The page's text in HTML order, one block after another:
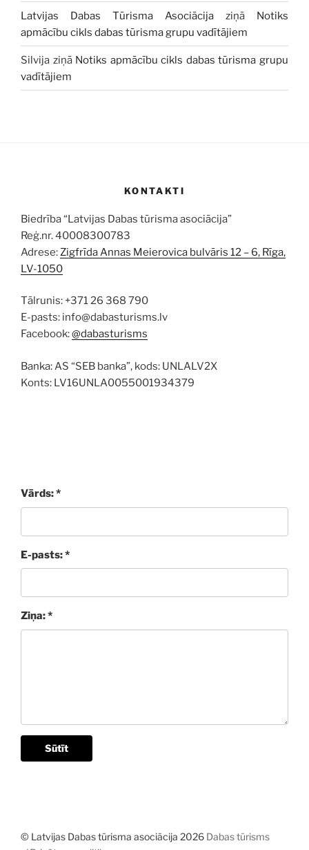
Latvijas Dabas Tūrisma Asociācija ziņā Notiks
apmācību cikls dabas tūrisma grupu vadītājiem
Silvija ziņā Notiks apmācību cikls dabas tūrisma grupu
vadītājiem
KONTAKTI
Biedrība “Latvijas Dabas tūrisma asociācija”
Reģ.nr. 40008300783
Adrese:Zigfrīda Annas Meierovica bulvāris 12 – 6, Rīga,
LV-1050
Tālrunis: +371 26 368 790
E-pasts: info@dabasturisms.lv
Facebook:@dabasturisms
Banka: AS “SEB banka”, kods: UNLALV2X
Konts: LV16UNLA0055001934379
Vārds: *
E-pasts: *
Ziņa: *
Sūtīt
© Latvijas Dabas tūrisma asociācija 2026 Dabas tūrisms